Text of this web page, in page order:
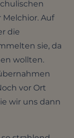
Auf
die
sie, da
wollten.
vor Ort
wir uns dann